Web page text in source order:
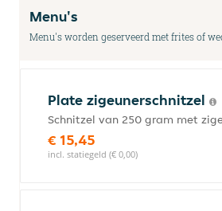
Menu's
Menu's worden geserveerd met frites of
Plate zigeunerschnitzel
Schnitzel van 250 gram met
€ 15,45
incl. statiegeld (€ 0,00)